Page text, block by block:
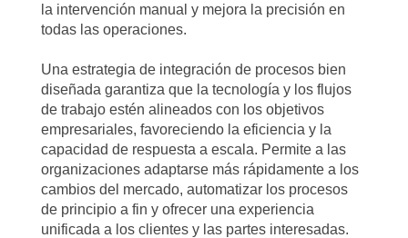
la intervención manual y mejora la precisión en
todas las operaciones.
Una estrategia de integración de procesos bien
diseñada garantiza que la tecnología y los flujos
de trabajo estén alineados con los objetivos
empresariales, favoreciendo la eficiencia y la
capacidad de respuesta a escala. Permite a las
organizaciones adaptarse más rápidamente a los
cambios del mercado, automatizar los procesos
de principio a fin y ofrecer una experiencia
unificada a los clientes y las partes interesadas.